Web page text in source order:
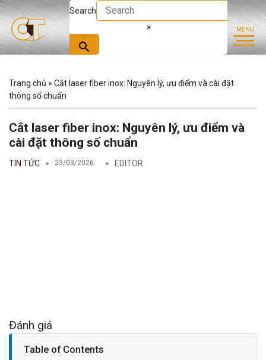
Search
×
Trang chủ » Cắt laser fiber inox: Nguyên lý, ưu điểm và cài đặt
thông số chuẩn
Cắt laser fiber inox: Nguyên lý, ưu điểm và
cài đặt thông số chuẩn
TIN TỨC 23/03/2026 EDITOR
Đánh giá
Table of Contents